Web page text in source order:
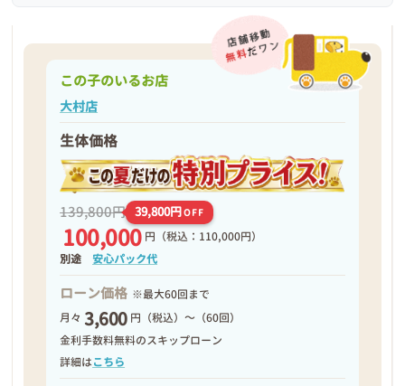
2026年03月19日
この子のいるお店
大村店
生体価格
139,800円 39,800円OFF
100,000 円 （税込：110,000円）
別途安心パック代
ローン価格 ※最大60回まで
月々 3,600 円（税込）～（60回）
金利手数料無料のスキップローン
詳細はこちら